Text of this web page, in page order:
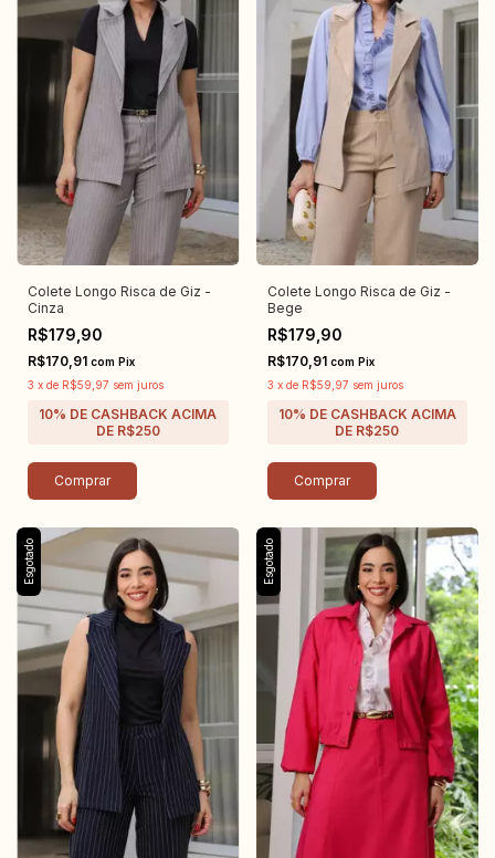
Colete Longo Risca de Giz -
Cinza
R$179,90
R$170,91 com Pix
3 x de R$59,97 sem juros
Comprar
Colete Longo Risca de Giz -
Bege
R$179,90
R$170,91 com Pix
3 x de R$59,97 sem juros
Comprar
Esgotado Esgotado